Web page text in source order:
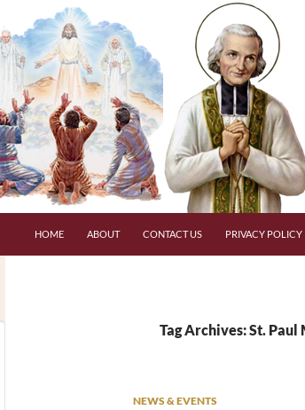
HOME ABOUT CONTACT US PRIVACY POLICY
Tag Archives: St.
NEWS & EVENTS